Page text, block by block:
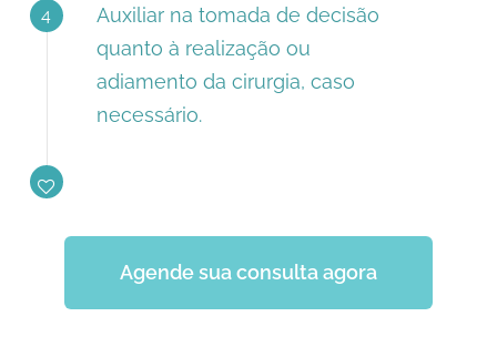
4
Auxiliar na tomada de decisão
quanto à realização ou
adiamento da cirurgia, caso
necessário.
Agende sua consulta agora